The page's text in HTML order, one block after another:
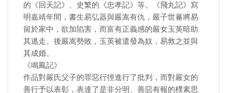
的《回天記》、史繁的《忠孝記》等。《飛丸記》寫
明嘉靖年間，書生易弘器與嚴嵩有仇，嚴子世蕃將易
留於家中，欲加陷害，而富有正義感的嚴女玉英暗助
其逃走。後嚴嵩勢敗，玉英被遣發為奴，易救之並與
其成婚。
《鳴鳳記》
作品對嚴氏父子的罪惡行徑進行了批判，而對嚴女的
善行予以表彰，表達了是非分明、善惡有報的樸素思